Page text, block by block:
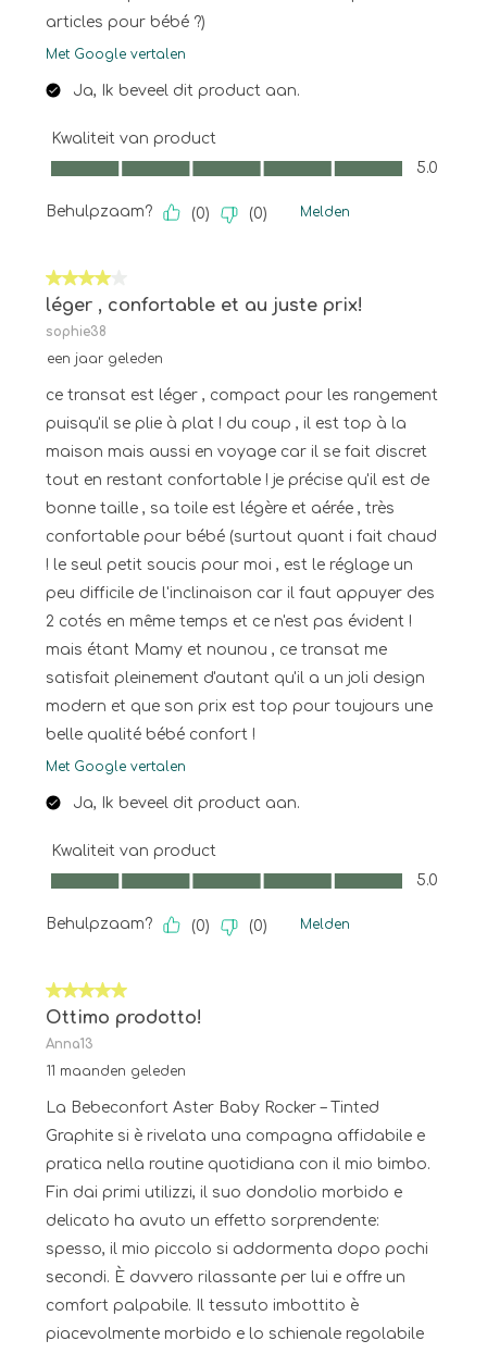
articles pour bébé ?)
Met Google vertalen
Ja, Ik beveel dit product aan.
Kwaliteit van product
Kwaliteit van product, 5.0 van 5
5.0
Behulpzaam? (0) (0) Melden
4 van 5 sterren.
léger , confortable et au juste prix!
sophie38
een jaar geleden
ce transat est léger , compact pour les rangement
puisqu'il se plie à plat ! du coup , il est top à la
maison mais aussi en voyage car il se fait discret
tout en restant confortable ! je précise qu'il est de
bonne taille , sa toile est légère et aérée , très
confortable pour bébé (surtout quant i fait chaud
! le seul petit soucis pour moi , est le réglage un
peu difficile de l'inclinaison car il faut appuyer des
2 cotés en même temps et ce n'est pas évident !
mais étant Mamy et nounou , ce transat me
satisfait pleinement d'autant qu'il a un joli design
modern et que son prix est top pour toujours une
belle qualité bébé confort !
Met Google vertalen
Ja, Ik beveel dit product aan.
Kwaliteit van product
Kwaliteit van product, 5.0 van 5
5.0
Behulpzaam? (0) (0) Melden
5 van 5 sterren.
Ottimo prodotto!
Anna13
11 maanden geleden
La Bebeconfort Aster Baby Rocker – Tinted
Graphite si è rivelata una compagna affidabile e
pratica nella routine quotidiana con il mio bimbo.
Fin dai primi utilizzi, il suo dondolio morbido e
delicato ha avuto un effetto sorprendente:
spesso, il mio piccolo si addormenta dopo pochi
secondi. È davvero rilassante per lui e offre un
comfort palpabile. Il tessuto imbottito è
piacevolmente morbido e lo schienale regolabile